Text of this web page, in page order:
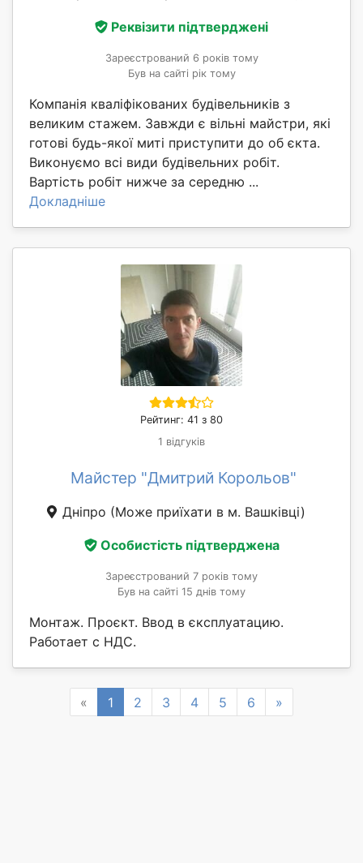
Реквізити підтверджені
Зареєстрований 6 років тому
Був на сайті рік тому
Компанія кваліфікованих будівельників з
великим стажем. Завжди є вільні майстри, які
готові будь-якої миті приступити до об єкта.
Виконуємо всі види будівельних робіт.
Вартість робіт нижче за середню ...
Докладніше
Рейтинг: 41 з 80
1 відгуків
Майстер "Дмитрий Корольов"
Дніпро (Може приїхати в м. Вашківці)
Особистість підтверджена
Зареєстрований 7 років тому
Був на сайті 15 днів тому
Монтаж. Проєкт. Ввод в єксплуатацию.
Работает с НДС.
« Previous
1 2 3 4 5 6 »